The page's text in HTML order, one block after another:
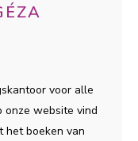
voor alle
onze website vind
het boeken van